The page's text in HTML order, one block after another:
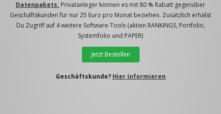
Datenpakets. Privatanleger können es mit 80 % Rabatt gegenüber
Geschäftskunden für nur 25 Euro pro Monat beziehen. Zusätzlich erhälst
Du Zugriff auf 4 weitere Software-Tools (aktien RANKINGS, Portfolio,
Systemfolio und PAPER)
Jetzt Bestellen
Geschäftskunde? Hier informieren